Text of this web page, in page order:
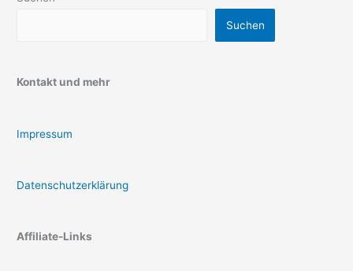
Suchen
Kontakt und mehr
Impressum
Datenschutzerklärung
Affiliate-Links